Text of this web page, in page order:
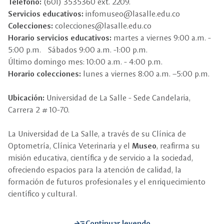
Servicios educativos: infomuseo@lasalle.edu.co
Colecciones: colecciones@lasalle.edu.co
Horario servicios educativos: martes a viernes 9:00 a.m. -
5:00 p.m. Sábados 9:00 a.m. -1:00 p.m.
Último domingo mes: 10:00 a.m. - 4:00 p.m.
Horario colecciones: lunes a viernes 8:00 a.m. –5:00 p.m.
Ubicación: Universidad de La Salle - Sede Candelaria,
Carrera 2 # 10-70.
La Universidad de La Salle, a través de su Clínica de
Optometría, Clínica Veterinaria y el Museo, reafirma su
misión educativa, científica y de servicio a la sociedad,
ofreciendo espacios para la atención de calidad, la
formación de futuros profesionales y el enriquecimiento
científico y cultural.